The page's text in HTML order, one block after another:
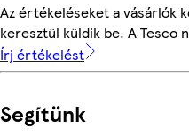
Az értékeléseket a vásárlók
keresztül küldik be. A Tesco
Írj értékelést
Segítünk